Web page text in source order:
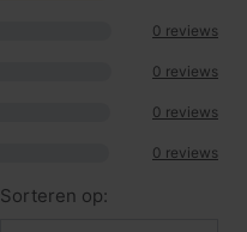
0 reviews
0 reviews
0 reviews
0 reviews
Sorteren op: